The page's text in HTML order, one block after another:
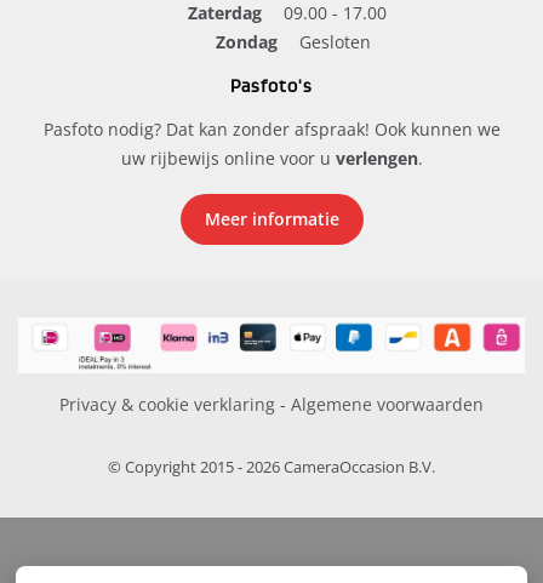
Zaterdag
09.00 - 17.00
Zondag
Gesloten
Pasfoto's
Pasfoto nodig? Dat kan zonder afspraak! Ook kunnen we
uw rijbewijs online voor u verlengen.
Meer informatie
Privacy & cookie verklaring - Algemene voorwaarden
© Copyright 2015 - 2026 CameraOccasion B.V.